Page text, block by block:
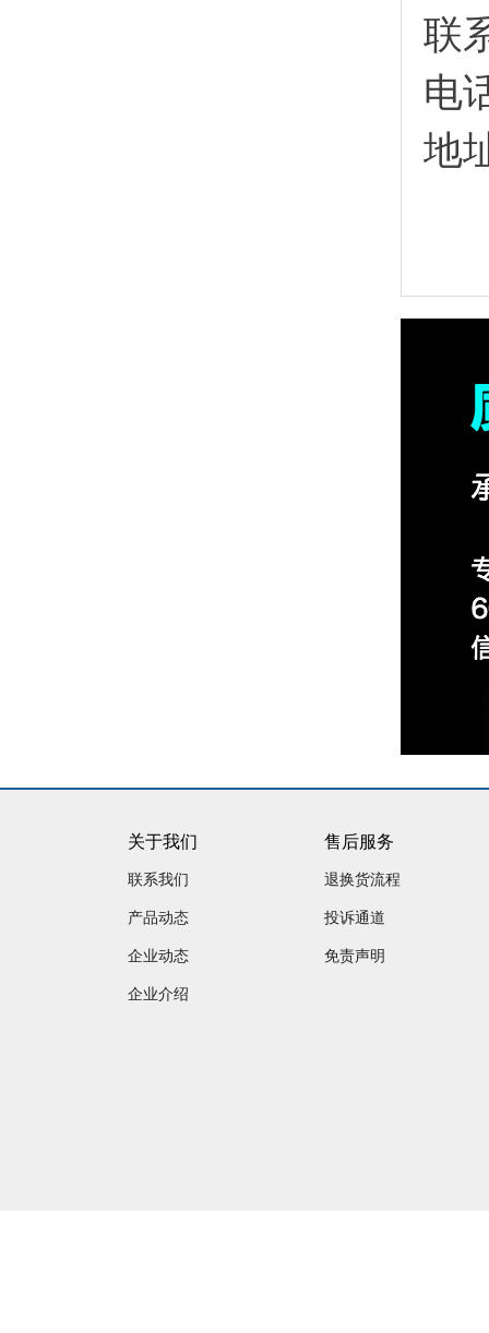
联
电
地
关于我们
联系我们
产品动态
企业动态
企业介绍
售后服务
退换货流程
投诉通道
免责声明